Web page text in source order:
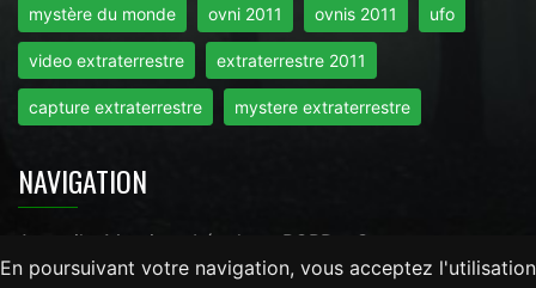
En poursuivant votre navigation, vous acceptez l'utilisation
mystère du monde ovni 2011 ovnis 2011 ufo
video extraterrestre extraterrestre 2011
capture extraterrestre mystere extraterrestre
NAVIGATION
Accueil Mentions Légales RGPD Contact